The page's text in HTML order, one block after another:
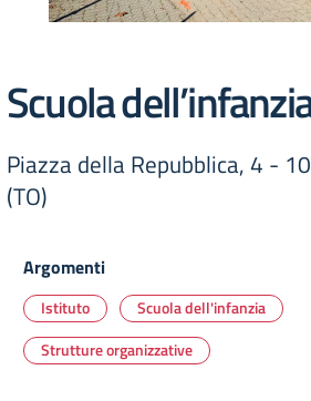
Scuola
Piazza della Repubblica, 4 -
(TO)
Argomenti
Istituto
Scuola dell'infanzia
Strutture organizzative